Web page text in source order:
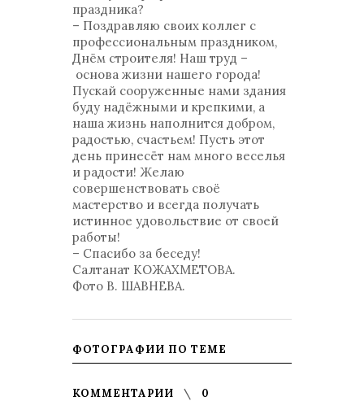
праздника?
– Поздравляю своих коллег с
профессиональным праздником,
Днём строителя! Наш труд –
основа жизни нашего города!
Пускай сооруженные нами здания
буду надёжными и крепкими, а
наша жизнь наполнится добром,
радостью, счастьем! Пусть этот
день принесёт нам много веселья
и радости! Желаю
совершенствовать своё
мастерство и всегда получать
истинное удовольствие от своей
работы!
– Спасибо за беседу!
Салтанат КОЖАХМЕТОВА.
Фото В. ШАВНЕВА.
ФОТОГРАФИИ ПО ТЕМЕ
КОММЕНТАРИИ 0